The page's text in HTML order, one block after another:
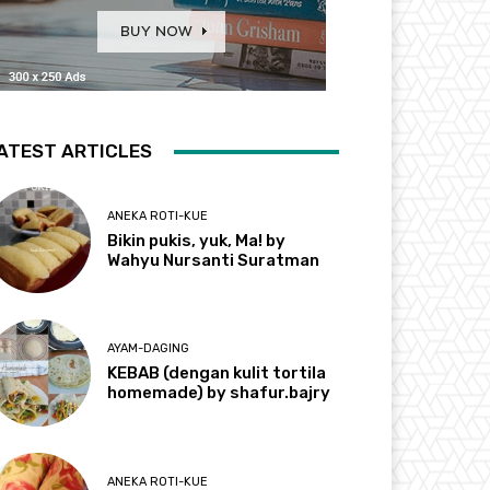
ARTICLES
ANEKA ROTI-KUE
Bikin pukis, yuk, Ma! by
Wahyu Nursanti Suratman
AYAM-DAGING
KEBAB (dengan kulit tortila
homemade) by shafur.bajry
ANEKA ROTI-KUE